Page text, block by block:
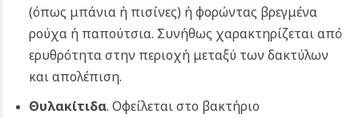
(όπως μπάνια ή πισίνες) ή φορώντας βρεγμένα
ρούχα ή παπούτσια. Συνήθως χαρακτηρίζεται από
ερυθρότητα στην περιοχή μεταξύ των δακτύλων
και απολέπιση.
Θυλακίτιδα. Οφείλεται στο βακτήριο